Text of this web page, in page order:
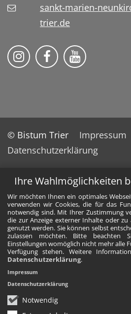
Ihre Wahlmöglichkeiten
Wir möchten Ihnen ein optimales
verwenden wir Cookies, die für das
notwendig sind. Mit Ihrer Zustimmung
die zur Anzeige externer Inhalte oder zu
genutzt werden. Sie können selbst
zulassen möchten. Bitte beachten
Einstellungen womöglich nicht mehr alle
Verfügung stehen. Weitere
Datenschutzerklärung.
Notwendig
Impressum
Datenschutzerklärung
sankt-marien-
trier.de
Bistum Trier auf
Die Pfarrei auf
Die
© Bistum Trier
Impressum
Datenschutzerklärung